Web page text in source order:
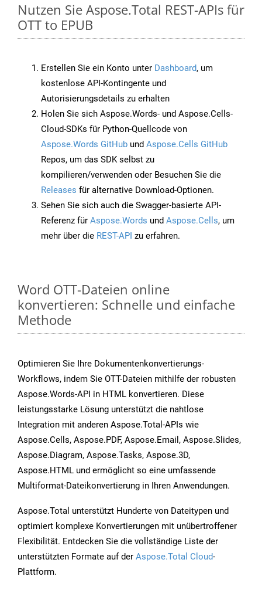
Nutzen Sie Aspose.Total REST-APIs für
OTT to EPUB
Erstellen Sie ein Konto unter Dashboard, um
kostenlose API-Kontingente und
Autorisierungsdetails zu erhalten
Holen Sie sich Aspose.Words- und Aspose.Cells-
Cloud-SDKs für Python-Quellcode von
Aspose.Words GitHub und Aspose.Cells GitHub
Repos, um das SDK selbst zu
kompilieren/verwenden oder Besuchen Sie die
Releases für alternative Download-Optionen.
Sehen Sie sich auch die Swagger-basierte API-
Referenz für Aspose.Words und Aspose.Cells, um
mehr über die REST-API zu erfahren.
Word OTT-Dateien online
konvertieren: Schnelle und einfache
Methode
Optimieren Sie Ihre Dokumentenkonvertierungs-
Workflows, indem Sie OTT-Dateien mithilfe der robusten
Aspose.Words-API in HTML konvertieren. Diese
leistungsstarke Lösung unterstützt die nahtlose
Integration mit anderen Aspose.Total-APIs wie
Aspose.Cells, Aspose.PDF, Aspose.Email, Aspose.Slides,
Aspose.Diagram, Aspose.Tasks, Aspose.3D,
Aspose.HTML und ermöglicht so eine umfassende
Multiformat-Dateikonvertierung in Ihren Anwendungen.
Aspose.Total unterstützt Hunderte von Dateitypen und
optimiert komplexe Konvertierungen mit unübertroffener
Flexibilität. Entdecken Sie die vollständige Liste der
unterstützten Formate auf der Aspose.Total Cloud-
Plattform.